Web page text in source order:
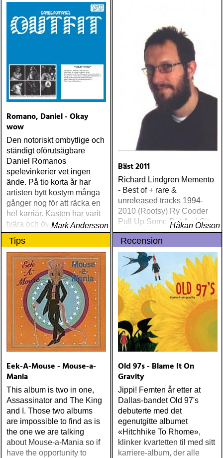
psykodramaet Black Snake
Moan der Samuel L
Romano, Daniel - Okay
wow
Den notoriskt ombytlige och
ständigt oförutsägbare
Daniel Romanos
spelevinkerier vet ingen
ände. På tio korta år har
artisten bytt kostym många
gånger nog för att räcka en
hel karriär. Kasten har varit
tvära och överrumplande,
men också hängivna och
imponerande angelägna
Mark Andersson
Bäst 2011
Richard Lindgren Memento
- Best of + rare &
unreleased tracks 1994-
2010 (Rootsy) Ry Cooder
Pull Up Some Dirt And Sit
Down (Nonesuch) Tom
Russell Mesabi (Proper)
Deadman Take Up Your
Mat and Walk (Rootsy)
Eilen Jewel Queen of the
Minor Key (Signature
Sound) Matraca Berg The
Dreaming Fields (Dualtone)
Amos Lee Mission Bell
(Blue Note) Lucinda
Williams Blessed (Lost
Highway) Various The
1973 (Kent) Steve Earle I’ll
Never Get Out Of This
World Alive (New West) OK
Star Orchestra The Beat
and the Melody (Rootsy)
Chip Taylor Rock and Roll
Joe (Trainwreck) Israel
Nash Gripka Barn Doors &
Concrete Floors
Håkan Olsson
Tips
Eek-A-Mouse - Mouse-a-
Mania
This album is two in one,
Assassinator and The King
and I. Those two albums
are impossible to find as is
the one we are talking
about Mouse-a-Mania so if
have the opportunity to
Recension
Old 97s - Blame It On
Gravity
Jippi! Femten år etter at
Dallas-bandet Old 97's
debuterte med det
egenutgitte albumet
«Hitchhike To Rhome»,
klinker kvartetten til med sitt
karriere-album, der alle